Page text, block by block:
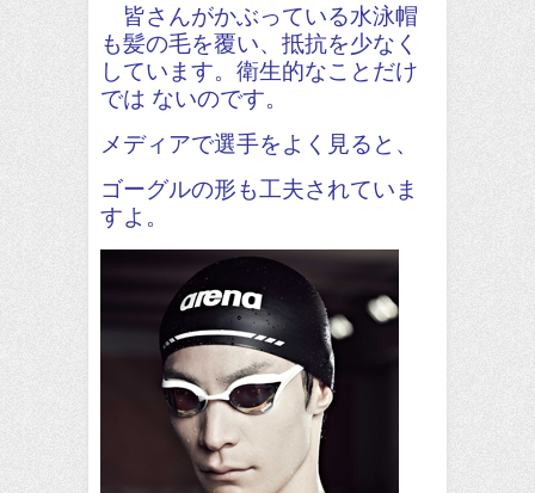
皆さんがかぶっている水泳帽
も髪の毛を覆い、抵抗を少なく
しています。衛生的なことだけ
では ないのです。
メディアで選手をよく見ると、
ゴーグルの形も工夫されていま
すよ。